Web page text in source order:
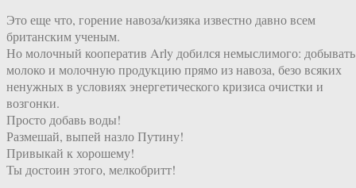
Это еще что, горение навоза/кизяка известно давно всем
британским ученым.
Но молочный кооператив Arly добился немыслимого: добывать
молоко и молочную продукцию прямо из навоза, безо всяких
ненужных в условиях энергетического кризиса очистки и
возгонки.
Просто добавь воды!
Размешай, выпей назло Путину!
Привыкай к хорошему!
Ты достоин этого, мелкобритт!